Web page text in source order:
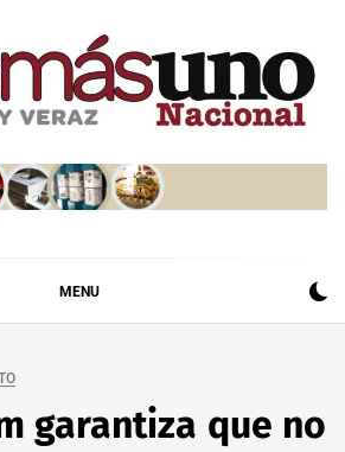
MENU
garantiza que no